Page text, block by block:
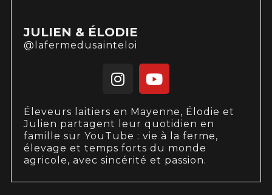
JULIEN & ÉLODIE
@lafermedusainteloi
Éleveurs laitiers en Mayenne, Élodie et
Julien partagent leur quotidien en
famille sur YouTube : vie à la ferme,
élevage et temps forts du monde
agricole, avec sincérité et passion.